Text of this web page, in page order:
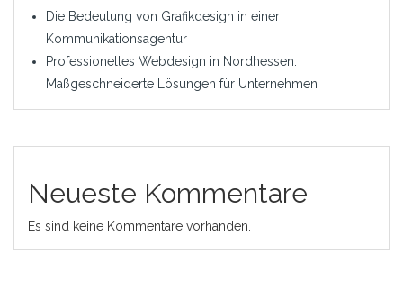
Die Bedeutung von Grafikdesign in einer
Kommunikationsagentur
Professionelles Webdesign in Nordhessen:
Maßgeschneiderte Lösungen für Unternehmen
Neueste Kommentare
Es sind keine Kommentare vorhanden.